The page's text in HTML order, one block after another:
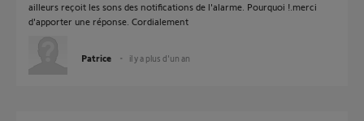
ailleurs reçoit les sons des notifications de l'alarme. Pourquoi !.merci
d'apporter une réponse. Cordialement
Patrice il y a plus d'un an